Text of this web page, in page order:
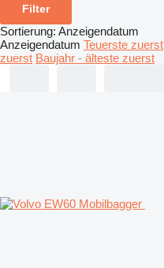
Filter
Sortierung: Anzeigendatum
Anzeigendatum Teuerste zuerst
zuerst Baujahr - älteste zuerst